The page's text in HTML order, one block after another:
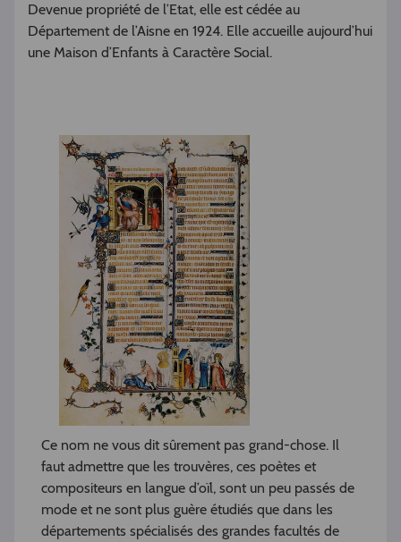
Devenue propriété de l’Etat, elle est cédée au
Département de l’Aisne en 1924. Elle accueille aujourd’hui
une Maison d’Enfants à Caractère Social.
Ce nom ne vous dit sûrement pas grand-chose. Il
faut admettre que les trouvères, ces poètes et
compositeurs en langue d’oïl, sont un peu passés de
mode et ne sont plus guère étudiés que dans les
départements spécialisés des grandes facultés de